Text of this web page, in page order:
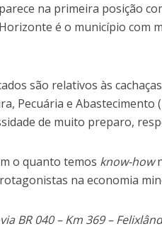
na primeira posição
é o município com
são relativos às
Pecuária e Abastecimento
de muito preparo,
o quanto temos know-how
na economia
BR 040 – Km 369 –